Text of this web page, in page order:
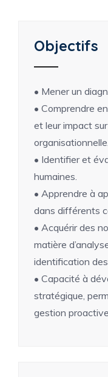
Objectifs
• Mener un
• Comprendre
et leur impact
organisationnelle.
• Identifier et
humaines.
• Apprendre à
dans différents
• Acquérir des
matière
identification
• Capacité à
stratégique,
gestion